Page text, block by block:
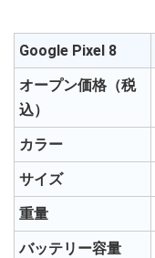
Google Pixel 8
オープン価格（税
込）
カラー
サイズ
重量
バッテリー容量